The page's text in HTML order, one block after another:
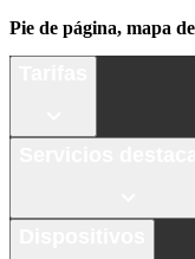
Pie de página, mapa